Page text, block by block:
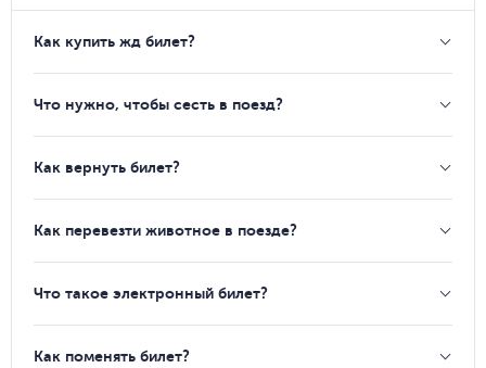
Как купить жд билет?
Что нужно, чтобы сесть в поезд?
Как вернуть билет?
Как перевезти животное в поезде?
Что такое электронный билет?
Как поменять билет?